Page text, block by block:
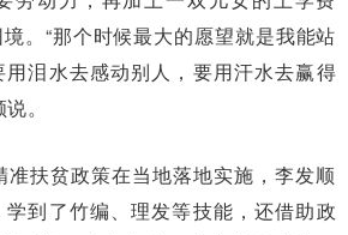
。“那个时候最大的愿望就是我能站
泪水去感动别人，要用汗水去赢得
。
扶贫政策在当地落地实施，李发顺
到了竹编、理发等技能，还借助政